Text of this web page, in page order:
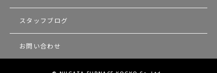
スタッフブログ
お問い合わせ